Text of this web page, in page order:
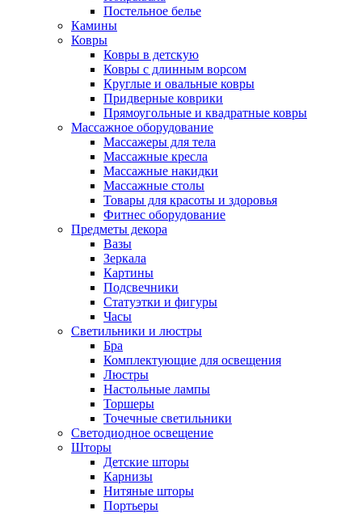
Постельное белье
Камины
Ковры
Ковры в детскую
Ковры с длинным ворсом
Круглые и овальные ковры
Придверные коврики
Прямоугольные и квадратные ковры
Массажное оборудование
Массажеры для тела
Массажные кресла
Массажные накидки
Массажные столы
Товары для красоты и здоровья
Фитнес оборудование
Предметы декора
Вазы
Зеркала
Картины
Подсвечники
Статуэтки и фигуры
Часы
Светильники и люстры
Бра
Комплектующие для освещения
Люстры
Настольные лампы
Торшеры
Точечные светильники
Светодиодное освещение
Шторы
Детские шторы
Карнизы
Нитяные шторы
Портьеры